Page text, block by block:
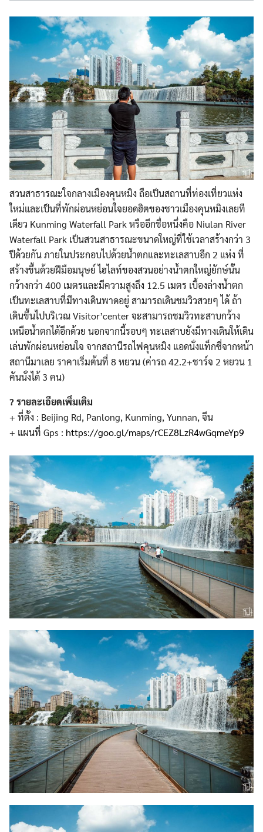
Search
for:
Search
สวนสาธารณะใจกลางเมืองคุนหมิง ถือเป็นสถานที่ท่องเที่ยวแห่ง
ใหม่และเป็นที่พักผ่อนหย่อนใจยอดฮิตของชาวเมืองคุนหมิงเลยที
เดียว Kunming Waterfall Park หรืออีกชื่อหนึ่งคือ Niulan River
Waterfall Park เป็นสวนสาธารณะขนาดใหญ่ที่ใช้เวลาสร้างกว่า 3
ปีด้วยกัน ภายในประกอบไปด้วยน้ำตกและทะเลสาบอีก 2 แห่ง ที่
สร้างขึ้นด้วยฝีมือมนุษย์ ไฮไลท์ของสวนอย่างน้ำตกใหญ่ยักษ์นั้น
กว้างกว่า 400 เมตรและมีความสูงถึง 12.5 เมตร เบื้องล่างน้ำตก
เป็นทะเลสาบที่มีทางเดินพาดอยู่ สามารถเดินชมวิวสวยๆ ได้ ถ้า
เดินขึ้นไปบริเวณ Visitor’center จะสามารถชมวิวทะสาบกว้าง
เหนือน้ำตกได้อีกด้วย นอกจากนี้รอบๆ ทะเลสาบยังมีทางเดินให้เดิน
เล่นพักผ่อนหย่อนใจ จากสถานีรถไฟคุนหมิง แอดนั่งแท็กซี่จากหน้า
สถานีมาเลย ราคาเริ่มต้นที่ 8 หยวน (ค่ารถ 42.2+ชาร์จ 2 หยวน 1
คันนั่งได้ 3 คน)
? รายละเอียดเพิ่มเติม
+ ที่ตั้ง : Beijing Rd, Panlong, Kunming, Yunnan, จีน
+ แผนที่ Gps : https://goo.gl/maps/rCEZ8LzR4wGqmeYp9